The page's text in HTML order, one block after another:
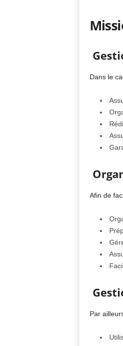
Dans le
Afin de
Par